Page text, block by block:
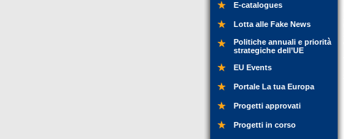
E-catalogues
Lotta alle Fake News
Politiche annuali e priorità
strategiche dell’UE
EU Events
Portale La tua Europa
Progetti approvati
Progetti in corso